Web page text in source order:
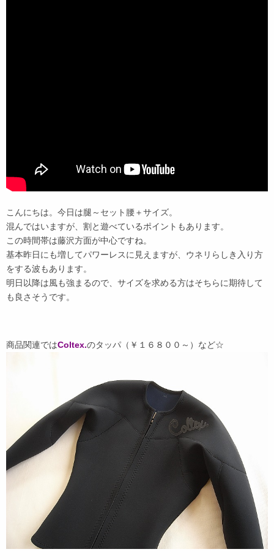
こんにちは。今日は腿～セット腰＋サイズ。
混んではいますが、割と遊べているポイントもあります。
この時間帯は藤沢方面が中心ですね。
基本昨日にも増してパワーレスに見えますが、ウネリらしき入り方
をする波もあります。
明日以降は風も強まるので、サイズを求める方はそちらに期待して
も良さそうです。
商品関連ではColtex.のタッパ（￥１６８００～）など☆